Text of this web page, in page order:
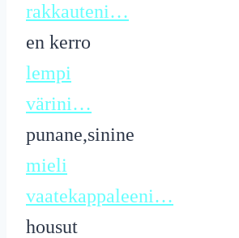
rakkauteni…
en kerro
lempi
värini…
punane,sinine
mieli
vaatekappaleeni…
housut